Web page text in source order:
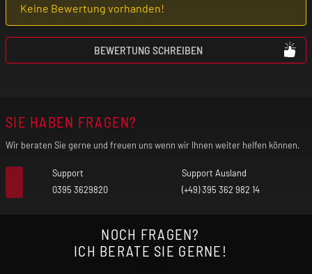
Keine Bewertung vorhanden!
BEWERTUNG SCHREIBEN
SIE HABEN FRAGEN?
Wir beraten Sie gerne und freuen uns wenn wir Ihnen weiter helfen können.
Support
0395 3629820
Support Ausland
(+49) 395 362 982 14
NOCH FRAGEN?
ICH BERATE SIE GERNE!